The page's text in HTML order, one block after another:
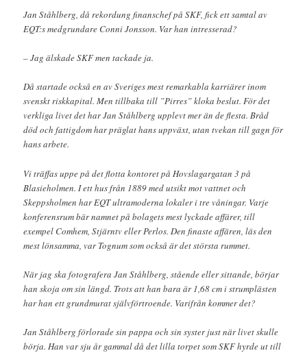
Jan Ståhlberg, då rekordung finanschef på SKF, fick ett samtal av
EQT:s medgrundare Conni Jonsson. Var han intresserad?
– Jag älskade SKF men tackade ja.
Då startade också en av Sveriges mest remarkabla karriärer inom
svenskt riskkapital. Men tillbaka till ”Pirres” kloka beslut. För det
verkliga livet det har Jan Ståhlberg upplevt mer än de flesta. Bråd
död och fattigdom har präglat hans uppväxt, utan tvekan till gagn för
hans arbete.
Vi träffas uppe på det flotta kontoret på Hovslagargatan 3 på
Blasieholmen. I ett hus från 1889 med utsikt mot vattnet och
Skeppsholmen har EQT ultramoderna lokaler i tre våningar. Varje
konferensrum bär namnet på bolagets mest lyckade affärer, till
exempel Comhem, Stjärntv eller Perlos. Den finaste affären, läs den
mest lönsamma, var Tognum som också är det största rummet.
När jag ska fotografera Jan Ståhlberg, stående eller sittande, börjar
han skoja om sin längd. Trots att han bara är 1,68 cm i strumplästen
har han ett grundmurat självförtroende. Varifrån kommer det?
Jan Ståhlberg förlorade sin pappa och sin syster just när livet skulle
börja. Han var sju år gammal då det lilla torpet som SKF hyrde ut till